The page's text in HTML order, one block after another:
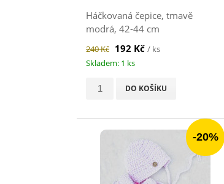
Háčkovaná čepice, tmavě
modrá, 42-44 cm
240 Kč 192 Kč / ks
Skladem: 1 ks
DO KOŠÍKU
-20%